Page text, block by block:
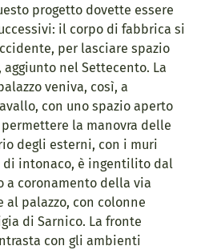
progetto dovette essere
il corpo di fabbrica si
per lasciare spazio
nel Settecento. La
veniva, così, a
con uno spazio aperto
la manovra delle
degli esterni, con i muri
intonaco, è ingentilito dal
a coronamento della via
palazzo, con colonne
di Sarnico. La fronte
con gli ambienti